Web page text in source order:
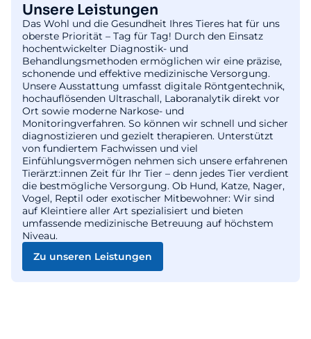
Unsere Leistungen
Das Wohl und die Gesundheit Ihres Tieres hat für uns
oberste Priorität – Tag für Tag! Durch den Einsatz
hochentwickelter Diagnostik- und
Behandlungsmethoden ermöglichen wir eine präzise,
schonende und effektive medizinische Versorgung.
Unsere Ausstattung umfasst digitale Röntgentechnik,
hochauflösenden Ultraschall, Laboranalytik direkt vor
Ort sowie moderne Narkose- und
Monitoringverfahren. So können wir schnell und sicher
diagnostizieren und gezielt therapieren. Unterstützt
von fundiertem Fachwissen und viel
Einfühlungsvermögen nehmen sich unsere erfahrenen
Tierärzt:innen Zeit für Ihr Tier – denn jedes Tier verdient
die bestmögliche Versorgung. Ob Hund, Katze, Nager,
Vogel, Reptil oder exotischer Mitbewohner: Wir sind
auf Kleintiere aller Art spezialisiert und bieten
umfassende medizinische Betreuung auf höchstem
Niveau.
Zu unseren Leistungen